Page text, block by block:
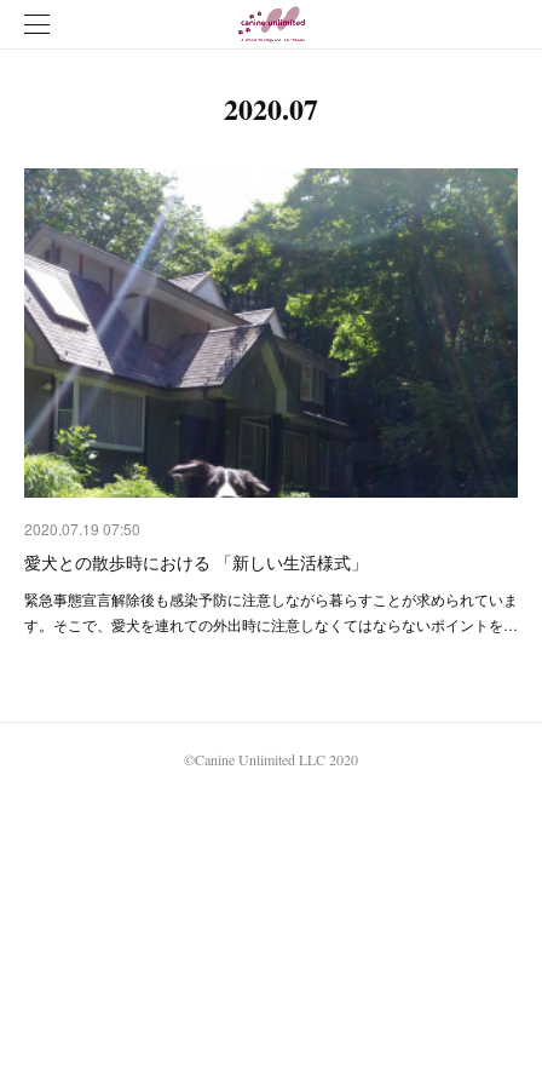
2020.07
2020.07.19 07:50
愛犬との散歩時における 「新しい生活様式」
緊急事態宣言解除後も感染予防に注意しながら暮らすことが求められていま
す。そこで、愛犬を連れての外出時に注意しなくてはならないポイントを…
©Canine Unlimited LLC 2020